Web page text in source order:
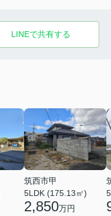
LINEで共有する
筑西市甲
5LDK (175.13㎡)
2,850万円